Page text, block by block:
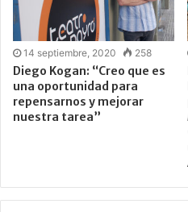
14 septiembre, 2020 258
Diego Kogan: “Creo que es
una oportunidad para
repensarnos y mejorar
nuestra tarea”